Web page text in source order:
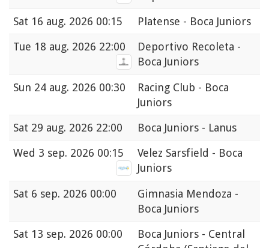
Sat 16 aug. 2026 00:15
Platense - Boca Juniors
Tue 18 aug. 2026 22:00
Deportivo Recoleta -
Boca Juniors
Sun 24 aug. 2026 00:30
Racing Club - Boca
Juniors
Sat 29 aug. 2026 22:00
Boca Juniors - Lanus
Wed 3 sep. 2026 00:15
Velez Sarsfield - Boca
Juniors
Sat 6 sep. 2026 00:00
Gimnasia Mendoza -
Boca Juniors
Sat 13 sep. 2026 00:00
Boca Juniors - Central